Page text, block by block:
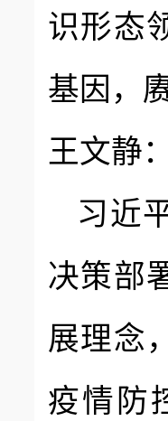
识形态
基因，
王文静
习近
决策部
展理念
疫情防